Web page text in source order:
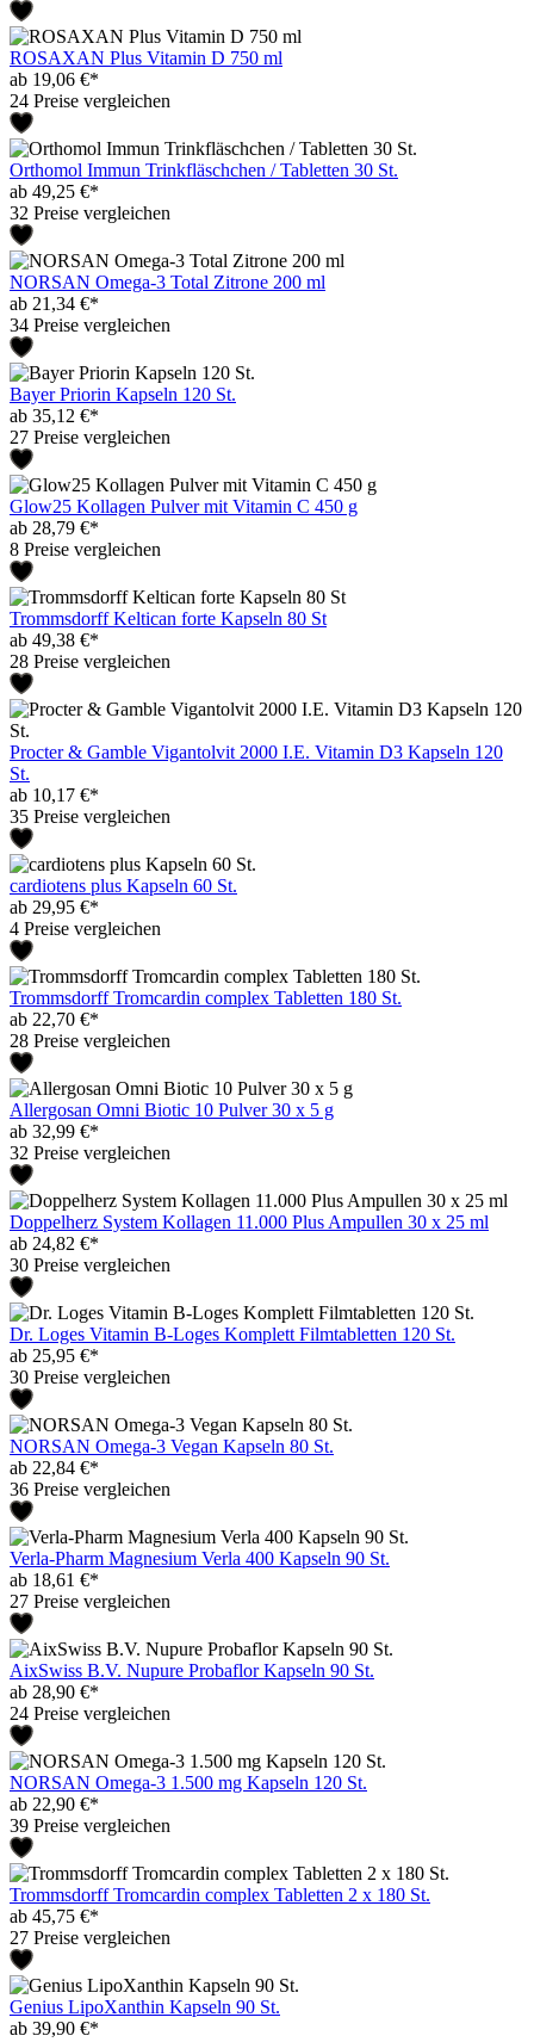
ROSAXAN Plus Vitamin D 750 ml
ab 19,06 €*
24 Preise vergleichen
Orthomol Immun Trinkfläschchen / Tabletten 30 St.
ab 49,25 €*
32 Preise vergleichen
NORSAN Omega-3 Total Zitrone 200 ml
ab 21,34 €*
34 Preise vergleichen
Bayer Priorin Kapseln 120 St.
ab 35,12 €*
27 Preise vergleichen
Glow25 Kollagen Pulver mit Vitamin C 450 g
ab 28,79 €*
8 Preise vergleichen
Trommsdorff Keltican forte Kapseln 80 St
ab 49,38 €*
28 Preise vergleichen
Procter & Gamble Vigantolvit 2000 I.E. Vitamin D3 Kapseln 120
St.
ab 10,17 €*
35 Preise vergleichen
cardiotens plus Kapseln 60 St.
ab 29,95 €*
4 Preise vergleichen
Trommsdorff Tromcardin complex Tabletten 180 St.
ab 22,70 €*
28 Preise vergleichen
Allergosan Omni Biotic 10 Pulver 30 x 5 g
ab 32,99 €*
32 Preise vergleichen
Doppelherz System Kollagen 11.000 Plus Ampullen 30 x 25 ml
ab 24,82 €*
30 Preise vergleichen
Dr. Loges Vitamin B-Loges Komplett Filmtabletten 120 St.
ab 25,95 €*
30 Preise vergleichen
NORSAN Omega-3 Vegan Kapseln 80 St.
ab 22,84 €*
36 Preise vergleichen
Verla-Pharm Magnesium Verla 400 Kapseln 90 St.
ab 18,61 €*
27 Preise vergleichen
AixSwiss B.V. Nupure Probaflor Kapseln 90 St.
ab 28,90 €*
24 Preise vergleichen
NORSAN Omega-3 1.500 mg Kapseln 120 St.
ab 22,90 €*
39 Preise vergleichen
Trommsdorff Tromcardin complex Tabletten 2 x 180 St.
ab 45,75 €*
27 Preise vergleichen
Genius LipoXanthin Kapseln 90 St.
ab 39,90 €*